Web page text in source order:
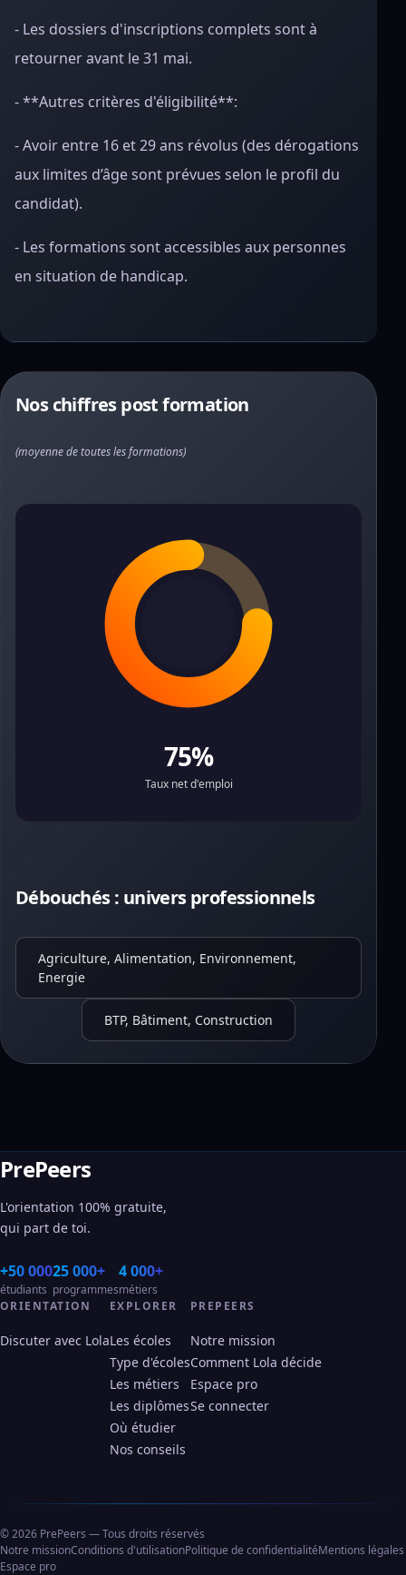
- Les dossiers d'inscriptions complets sont à
retourner avant le 31 mai.
- **Autres critères d'éligibilité**:
- Avoir entre 16 et 29 ans révolus (des dérogations
aux limites d’âge sont prévues selon le profil du
candidat).
- Les formations sont accessibles aux personnes
en situation de handicap.
Nos chiffres post formation
(moyenne de toutes les formations)
75%
Taux net d'emploi
Débouchés : univers professionnels
Agriculture, Alimentation, Environnement,
Energie
BTP, Bâtiment, Construction
PrePeers
L'orientation 100% gratuite,
qui part de toi.
+50 000
étudiants
25 000+
programmes
4 000+
métiers
ORIENTATION
Discuter avec Lola
EXPLORER
Les écoles
Type d'écoles
Les métiers
Les diplômes
Où étudier
Nos conseils
PREPEERS
Notre mission
Comment Lola décide
Espace pro
Se connecter
© 2026 PrePeers — Tous droits réservés
Notre missionConditions d'utilisationPolitique de confidentialitéMentions légales
Espace pro